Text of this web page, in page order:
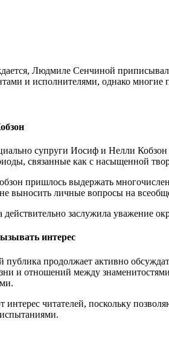
Людмиле Сенчиной
и исполнителями, однако многие
супруги Иосиф и Нелли
связанные как с насыщенной
пришлось выдержать
выносить личные вопросы на
заслужила уважение
интерес
продолжает активно
и отношений между
читателей, поскольку